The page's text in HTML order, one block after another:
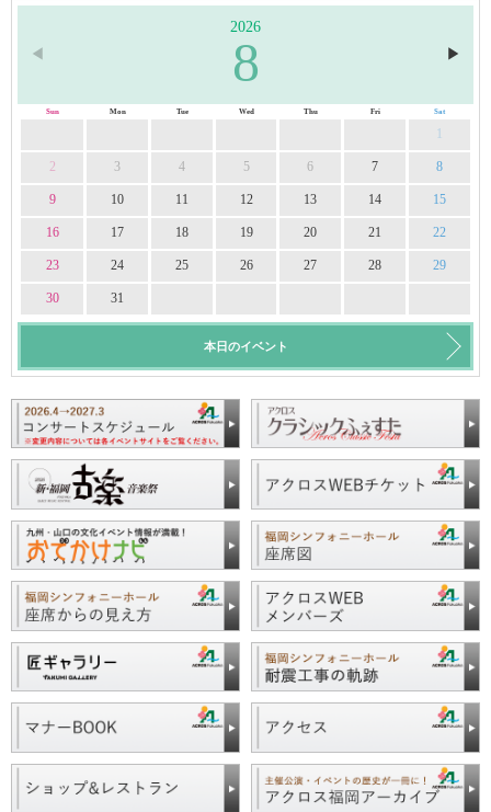
◀︎
2026
8 ▶︎
Sun Mon Tue Wed Thu Fri Sat
1
2 3 4 5 6 7 8
9 10 11 12 13 14 15
16 17 18 19 20 21 22
23 24 25 26 27 28 29
30 31
本日のイベント